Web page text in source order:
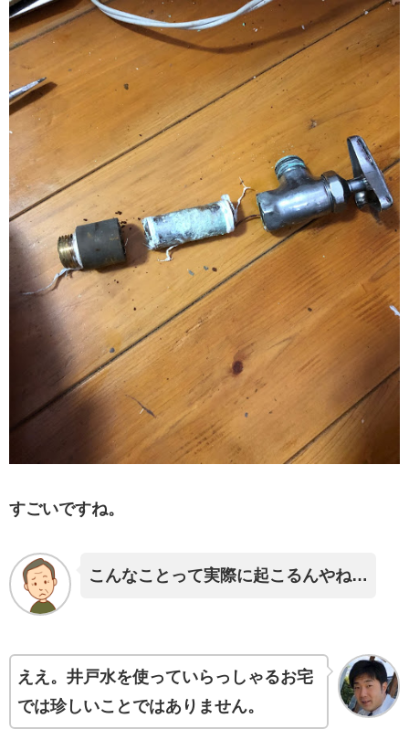
すごいですね。
こんなことって実際に起こるんやね…
ええ。井戸水を使っていらっしゃるお宅
では珍しいことではありません。